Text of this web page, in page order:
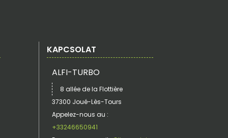
KAPCSOLAT
ALFI-TURBO
8 allée de la Flottière
37300 Joué-Lès-Tours
Appelez-nous au :
+33246650941